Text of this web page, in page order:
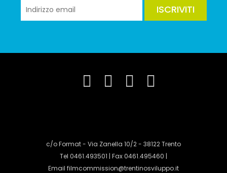
ISCRIVITI
c/o Format - Via Zanella 10/2 - 38122 Trento
Tel 0461.493501 | Fax 0461.495460 |
Email filmcommission@trentinosviluppo.it